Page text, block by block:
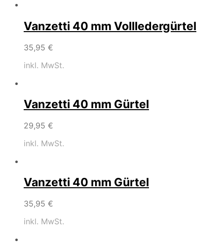
Vanzetti 40 mm Vollledergürtel
35,95 €
inkl. MwSt.
Vanzetti 40 mm Gürtel
29,95 €
inkl. MwSt.
Vanzetti 40 mm Gürtel
35,95 €
inkl. MwSt.